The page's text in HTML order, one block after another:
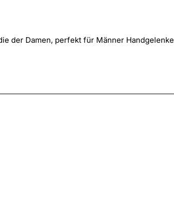
der Damen, perfekt für Männer Handgelenke